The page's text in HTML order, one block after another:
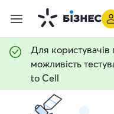
Для користувачів
можливість
to Cell